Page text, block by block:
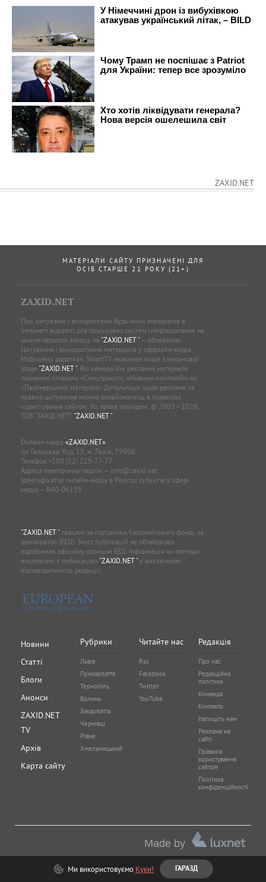
ZAXID.NET
МАТЕРІАЛИ САЙТУ ПРИЗНАЧЕНІ ДЛЯ
ОСІБ СТАРШЕ 21 РОКУ (21+)
ZAXID.NET
При цитуванні і використанні будь-яких матеріалів в
Інтернеті відкриті для пошукових систем гіперпосилання не
нижче першого абзацу на "ZAXID.NET "— обов’язкові.
Цитування і використання матеріалів у оффлайн-медіа,
Мобільних додатках, SmartTV можливе лише з письмової
згоди "ZAXID.NET ". Всі комерційні рекламні матеріали
позначені словами «Спецпроєкт», «Новини компаній» чи
«Партнерський матеріал». Детальніше щодо реклами та
правил цитування можна ознайомитись в правилах
користування сайтом. Усі права захищені. © 2005—2026,
ТОВ “ЗАХІД.НЕТ”, "ZAXID.NET ".
Онлайн-медіа «ZAXID.NET»
пл. Галицька, буд. 15, м. Львів, 79008
Телефон +380 (32) 229-77-77
Адреса електронної пошти — info@zaxid.net
Ідентифікатор онлайн-медіа в Реєстрі суб'єктів у сфері
медіа — R40-06155
"ZAXID.NET "працює за підтримки Європейського фонду за
демократію (EED). Зміст публікацій не обов’язково
відображає офіційну позицію EED. Інформація чи погляди,
висловлені у публікаціях "ZAXID.NET "є виключною
відповідальністю редакції.
Новини
Статті
Блоги
Анонси
ZAXID.NET
TV
Архів
Карта сайту
Рубрики
Львів
Прикарпаття
Тернопіль
Волинь
Закарпаття
Чернівці
Рівне
Хмельницький
Читайте нас
Rss
Facebook
Twitter
YouTube
Редакція
Про нас
Редакційна
політика
Команда
Контакти
Напишіть нам
Реклама на
сайті
Правила
користування
сайтом
Політика
конфіденційності
Made by
Ми використовуємо Куки! ГАРАЗД